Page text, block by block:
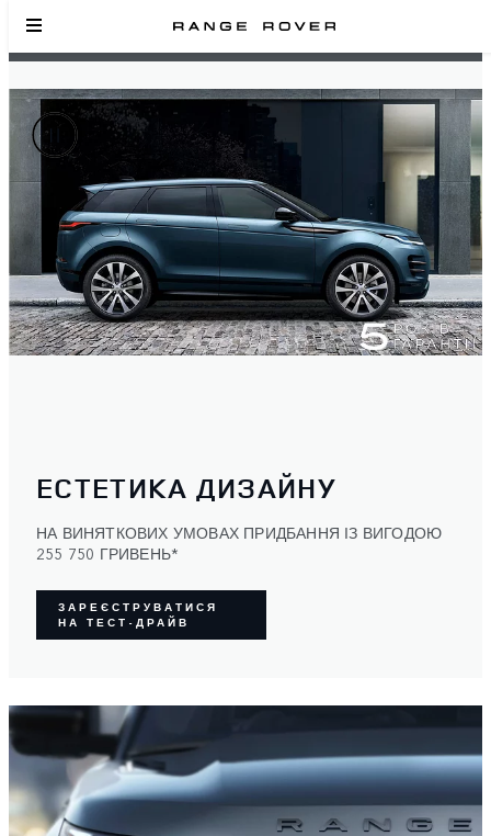
EСТЕТИКА ДИЗАЙНУ
НА ВИНЯТКОВИХ УМОВАХ ПРИДБАННЯ ІЗ ВИГОДОЮ
255 750 ГРИВЕНЬ*
ЗАРЕЄСТРУВАТИСЯ
НА ТЕСТ-ДРАЙВ